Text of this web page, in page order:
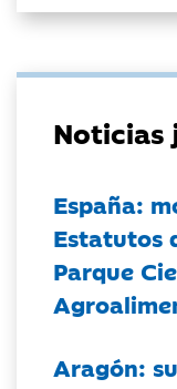
Noticias
España:
Estatutos
Parque
Aragón: